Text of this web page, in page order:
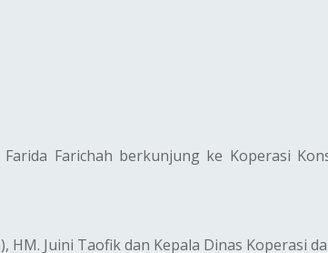
Farichah berkunjung ke Koperasi
Juini Taofik dan Kepala Dinas Koperasi